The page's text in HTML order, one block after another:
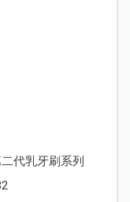
代乳牙刷系列